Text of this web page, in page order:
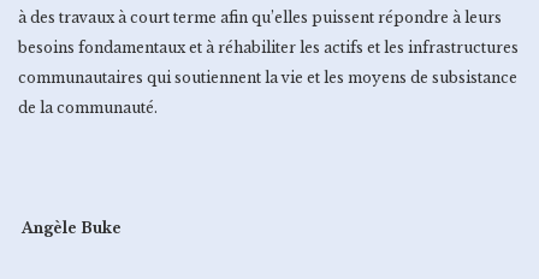
à des travaux à court terme afin qu’elles puissent répondre à leurs
besoins fondamentaux et à réhabiliter les actifs et les infrastructures
communautaires qui soutiennent la vie et les moyens de subsistance
de la communauté.
Angèle Buke